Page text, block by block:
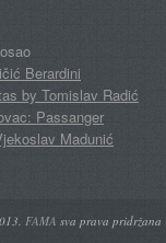
Berardini
by Tomislav Radić
Passanger
Madunić
FAMA sva prava pridržana